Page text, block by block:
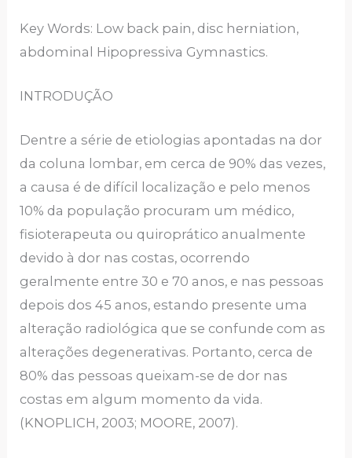
Key Words: Low back pain, disc herniation,
abdominal Hipopressiva Gymnastics.
INTRODUÇÃO
Dentre a série de etiologias apontadas na dor
da coluna lombar, em cerca de 90% das vezes,
a causa é de difícil localização e pelo menos
10% da população procuram um médico,
fisioterapeuta ou quiroprático anualmente
devido à dor nas costas, ocorrendo
geralmente entre 30 e 70 anos, e nas pessoas
depois dos 45 anos, estando presente uma
alteração radiológica que se confunde com as
alterações degenerativas. Portanto, cerca de
80% das pessoas queixam-se de dor nas
costas em algum momento da vida.
(KNOPLICH, 2003; MOORE, 2007).